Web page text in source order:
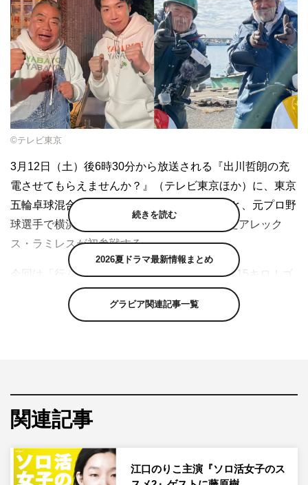
©テレビ東京
3月12日（土）後6時30分から放送される『出川哲朗の充
電させてもらえませんか？』（テレビ東京ほか）に、東京
五輪卓球混合ダブルス金メダリストの水谷隼と、元プロ野
球選手で横浜DeNAベイスターズ監督も務めたアレック
ス・ラミレスが初参戦する。
今回は「行くぞ！九十九里海岸から外房縦断115キロ！ゴ
ールは野島崎の絶景夕日なのですが水谷隼もラミレス
も“スポ根少年”すぎてヤバいよヤバいよSP」と題した2時
は卓球、野球などスポーツを通して、地元の人たちとの触
総ならではのグルメを堪能していると、水谷の意外な交友
関係も明らかになる。
続きを読む
2026夏ドラマ最新情報まとめ
グラビア関連記事一覧
関連記事
江口のりこ主演『ソロ活女子のス